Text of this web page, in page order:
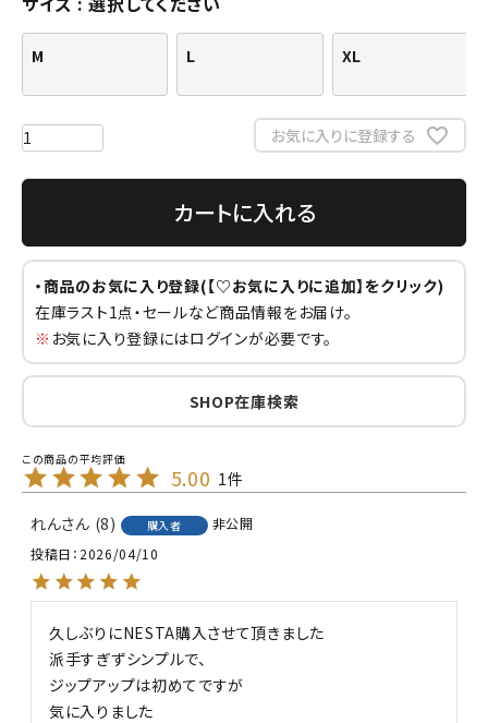
M L XL
お気に入りに登録する
カートに入れる
・商品のお気に入り登録(【♡お気に入りに追加】をクリック)
在庫ラスト1点・セールなど商品情報をお届け。
※ お気に入り登録にはログインが必要です。
SHOP在庫検索
5.00 1
れん 8 購入者
非公開
投稿日 2026/04/10
久しぶりにNESTA購入させて頂きました
派手すぎずシンプルで、
ジップアップは初めてですが
気に入りました